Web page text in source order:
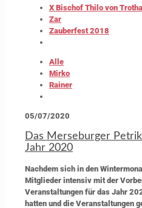
X Bischof Thilo von Trotha
Zar
Zauberfest 2018
Alle
Mirko
Rainer
05/07/2020
Das Merseburger
Jahr 2020
Nachdem sich in den
Mitglieder intensiv mit der
Veranstaltungen für das Jahr
hatten und die Veranstaltungen